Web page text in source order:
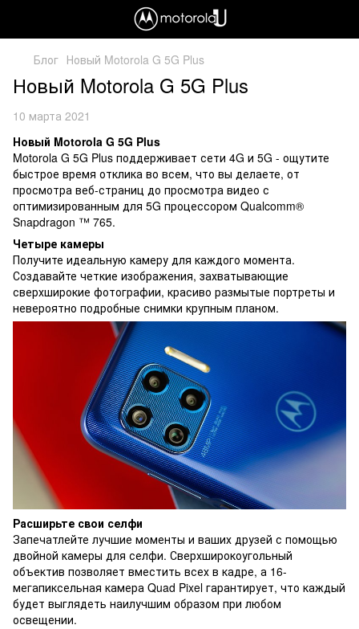
Блог Новый Motorola G 5G Plus
Новый Motorola G 5G Plus
10 марта 2021
Новый Motorola G 5G Plus
Motorola G 5G Plus поддерживает сети 4G и 5G - ощутите
быстрое время отклика во всем, что вы делаете, от
просмотра веб-страниц до просмотра видео с
оптимизированным для 5G процессором Qualcomm®
Snapdragon ™ 765.
Четыре камеры
Получите идеальную камеру для каждого момента.
Создавайте четкие изображения, захватывающие
сверхширокие фотографии, красиво размытые портреты и
невероятно подробные снимки крупным планом.
Расширьте свои селфи
Запечатлейте лучшие моменты и ваших друзей с помощью
двойной камеры для селфи. Сверхширокоугольный
объектив позволяет вместить всех в кадре, а 16-
мегапиксельная камера Quad Pixel гарантирует, что каждый
будет выглядеть наилучшим образом при любом
освещении.